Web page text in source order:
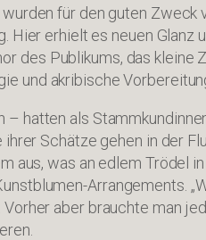
für den guten
erhielt es neuen Glanz
des Publikums, das kleine
und akribische
hatten als
Schätze gehen in der
aus, was an edlem Trödel
Arrangements.
aber brauchte man